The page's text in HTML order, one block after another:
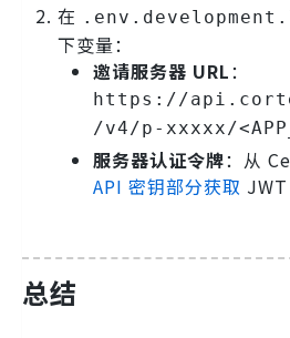
在
下变量：
邀请服务器 URL：
https://
/v4/p-xxxxx/
服务器认证令牌：从
API 密钥部分获取 JWT
总结